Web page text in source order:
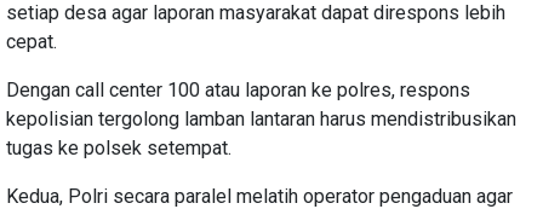
setiap desa agar laporan masyarakat dapat direspons lebih
cepat.
Dengan call center 100 atau laporan ke polres, respons
kepolisian tergolong lamban lantaran harus mendistribusikan
tugas ke polsek setempat.
Kedua, Polri secara paralel melatih operator pengaduan agar